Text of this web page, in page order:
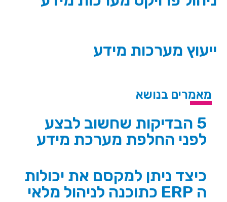
ייעוץ מערכות מידע
מאמרים בנושא
5 הבדיקות שחשוב לבצע
לפני החלפת מערכת מידע
כיצד ניתן למקסם את יכולות
ה ERP כתוכנה לניהול מלאי